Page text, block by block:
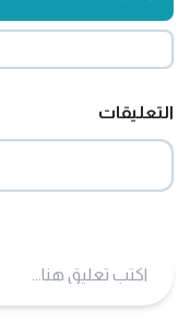
التعليقات